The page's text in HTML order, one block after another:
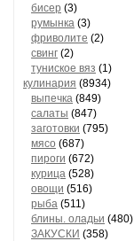
бисер (3)
румынка (3)
фриволите (2)
свинг (2)
туниское вяз (1)
кулинария (8934)
выпечка (849)
салаты (847)
заготовки (795)
мясо (687)
пироги (672)
курица (528)
овощи (516)
рыба (511)
блины. оладьи (480)
ЗАКУСКИ (358)